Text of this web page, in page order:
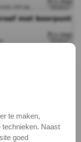
te maken,
technieken. Naast
goed